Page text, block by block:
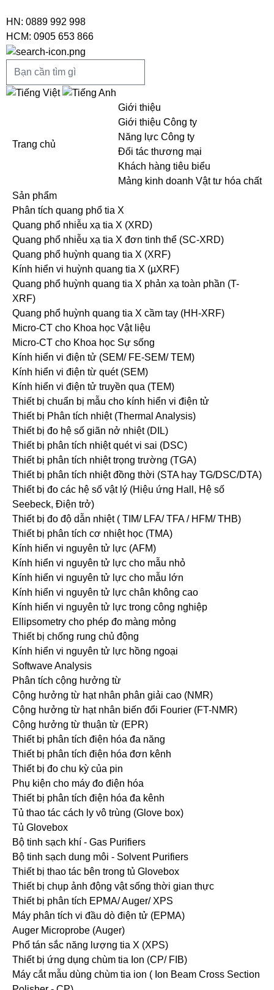
HN: 0889 992 998
HCM: 0905 653 866
Trang chủ
Giới thiệu
Giới thiệu Công ty
Năng lực Công ty
Đối tác thương mại
Khách hàng tiêu biểu
Mảng kinh doanh Vật tư hóa chất
Sản phẩm
Phân tích quang phổ tia X
Quang phổ nhiễu xạ tia X (XRD)
Quang phổ nhiễu xạ tia X đơn tinh thể (SC-XRD)
Quang phổ huỳnh quang tia X (XRF)
Kính hiển vi huỳnh quang tia X (µXRF)
Quang phổ huỳnh quang tia X phản xạ toàn phần (T-
XRF)
Quang phổ huỳnh quang tia X cầm tay (HH-XRF)
Micro-CT cho Khoa học Vật liệu
Micro-CT cho Khoa học Sự sống
Kính hiển vi điện tử (SEM/ FE-SEM/ TEM)
Kính hiển vi điện từ quét (SEM)
Kính hiển vi điện tử truyền qua (TEM)
Thiết bị chuẩn bị mẫu cho kính hiển vi điện tử
Thiết bị Phân tích nhiệt (Thermal Analysis)
Thiết bị đo hệ số giãn nở nhiệt (DIL)
Thiết bị phân tích nhiệt quét vi sai (DSC)
Thiết bị phân tích nhiệt trọng trường (TGA)
Thiết bị phân tích nhiệt đồng thời (STA hay TG/DSC/DTA)
Thiết bị đo các hệ số vật lý (Hiệu ứng Hall, Hệ số
Seebeck, Điện trở)
Thiết bị đo độ dẫn nhiệt ( TIM/ LFA/ TFA / HFM/ THB)
Thiết bị phân tích cơ nhiệt học (TMA)
Kính hiển vi nguyên tử lực (AFM)
Kính hiển vi nguyên tử lực cho mẫu nhỏ
Kính hiển vi nguyên tử lực cho mẫu lớn
Kính hiển vi nguyên tử lực chân không cao
Kính hiển vi nguyên tử lực trong công nghiệp
Ellipsometry cho phép đo màng mỏng
Thiết bị chống rung chủ động
Kính hiển vi nguyên tử lực hồng ngoại
Softwave Analysis
Phân tích cộng hưởng từ
Cộng hưởng từ hạt nhân phân giải cao (NMR)
Cộng hưởng từ hạt nhân biến đổi Fourier (FT-NMR)
Cộng hưởng từ thuận từ (EPR)
Thiết bị phân tích điện hóa đa năng
Thiết bị phân tích điện hóa đơn kênh
Thiết bị đo chu kỳ của pin
Phụ kiện cho máy đo điện hóa
Thiết bị phân tích điện hóa đa kênh
Tủ thao tác cách ly vô trùng (Glove box)
Tủ Glovebox
Bộ tinh sạch khí - Gas Purifiers
Bộ tinh sạch dung môi - Solvent Purifiers
Thiết bị thao tác bên trong tủ Glovebox
Thiết bị chụp ảnh động vật sống thời gian thực
Thiết bị phân tích EPMA/ Auger/ XPS
Máy phân tích vi đầu dò điện tử (EPMA)
Auger Microprobe (Auger)
Phổ tán sắc năng lượng tia X (XPS)
Thiết bị ứng dụng chùm tia Ion (CP/ FIB)
Máy cắt mẫu dùng chùm tia ion ( Ion Beam Cross Section